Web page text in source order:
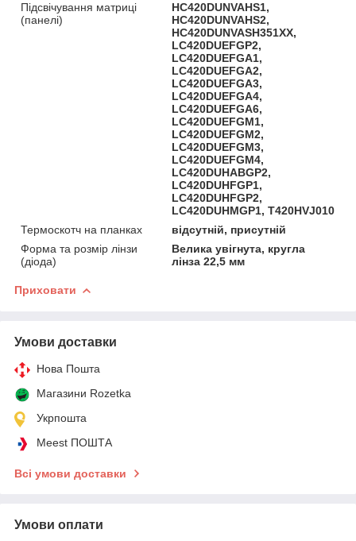
Підсвічування матриці
(панелі)
HC420DUNVAHS1,
HC420DUNVAHS2,
HC420DUNVASH351XX,
LC420DUEFGP2,
LC420DUEFGA1,
LC420DUEFGA2,
LC420DUEFGA3,
LC420DUEFGA4,
LC420DUEFGA6,
LC420DUEFGM1,
LC420DUEFGM2,
LC420DUEFGM3,
LC420DUEFGM4,
LC420DUHABGP2,
LC420DUHFGP1,
LC420DUHFGP2,
LC420DUHMGP1, T420HVJ010
Термоскотч на планках
відсутній, присутній
Форма та розмір лінзи
(діода)
Велика увігнута, кругла
лінза 22,5 мм
Приховати
Умови доставки
Нова Пошта
Магазини Rozetka
Укрпошта
Meest ПОШТА
Всі умови доставки
Умови оплати